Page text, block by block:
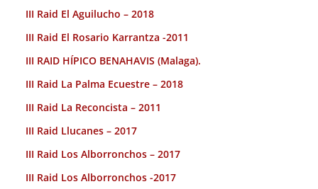
III Raid El Aguilucho – 2018
III Raid El Rosario Karrantza -2011
III RAID HÍPICO BENAHAVIS (Malaga).
III Raid La Palma Ecuestre – 2018
III Raid La Reconcista – 2011
III Raid Llucanes – 2017
III Raid Los Alborronchos – 2017
III Raid Los Alborronchos -2017